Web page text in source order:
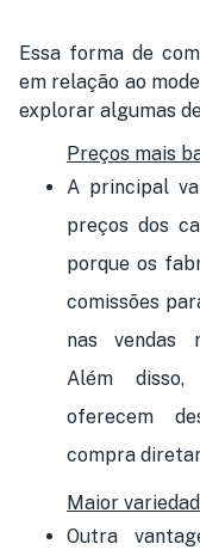
Essa forma de
em relação ao
explorar algumas
Preços mais
A principal
preços dos
porque os
comissões
nas vendas
Além
oferecem
compra
Maior
Outra